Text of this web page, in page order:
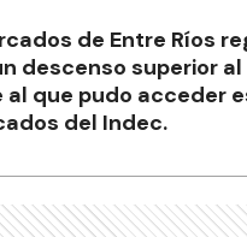
de Entre Ríos
descenso superior
que pudo acceder
del Indec.